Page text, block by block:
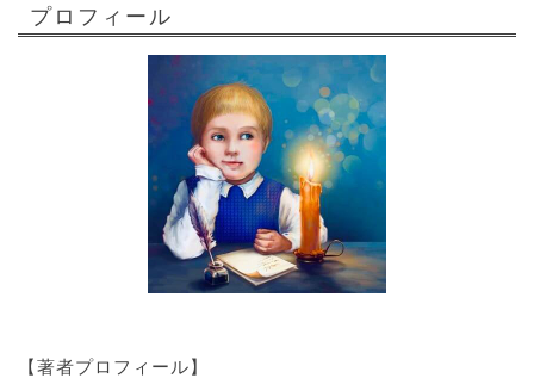
プロフィール
【著者プロフィール】